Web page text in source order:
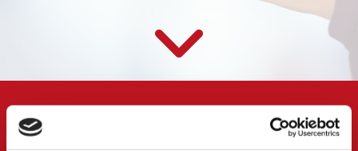
KONTAKTIEREN SIE UNS!